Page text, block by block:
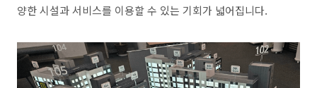
양한 시설과 서비스를 이용할 수 있는 기회가 넓어집니다.